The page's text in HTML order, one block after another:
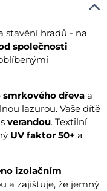
stavění hradů - na
společnosti
dřeva a
lazurou. Vaše dítě
verandou. Textilní
UV faktor 50+ a
izolačním
a zajišťuje, že jemný